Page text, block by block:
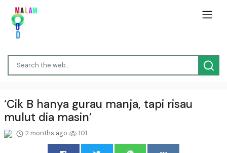
‘Cik B hanya gurau manja, tapi risau
mulut dia masin’
2 months ago 101